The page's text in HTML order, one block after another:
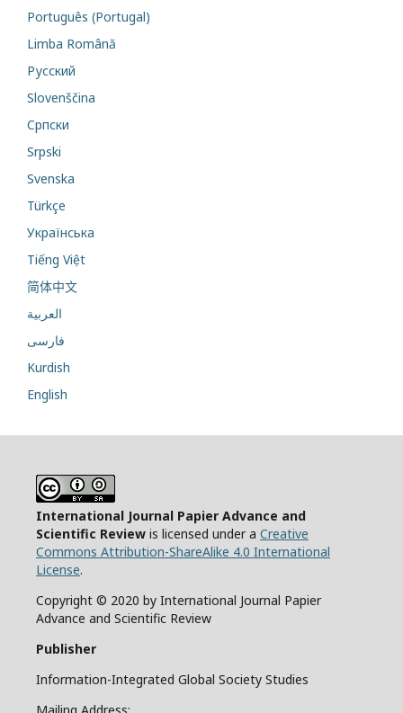
Português (Portugal)
Limba Română
Русский
Slovenščina
Cрпски
Srpski
Svenska
Türkçe
Українська
Tiếng Việt
简体中文
العربية
فارسی
Kurdish
English
International Journal Papier Advance and
Scientific Review is licensed under a Creative
Commons Attribution-ShareAlike 4.0 International
License.
Copyright © 2020 by International Journal Papier
Advance and Scientific Review
Publisher
Information-Integrated Global Society Studies